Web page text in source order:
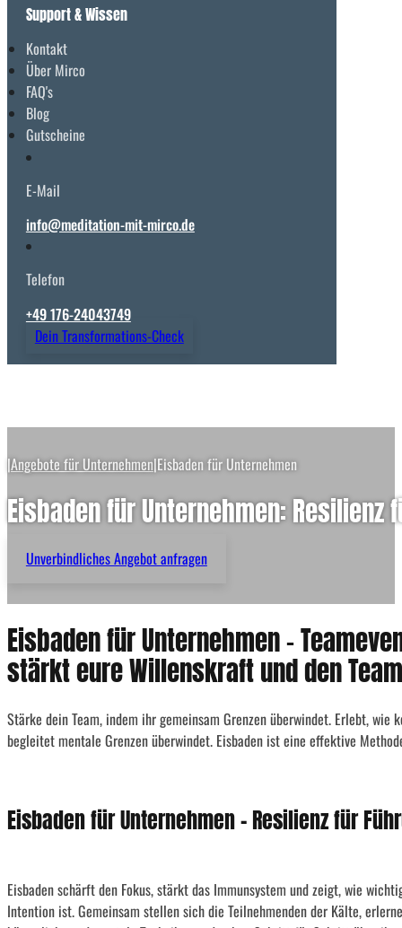
Support & Wissen
Kontakt
Über Mirco
FAQ's
Blog
Gutscheine
E-Mail
info@meditation-mit-mirco.de
Telefon
+49 176-24043749
Dein Transformations-Check
|Angebote für Unternehmen|Eisbaden für Unternehmen
Eisbaden für Unternehmen: Resilienz
Unverbindliches Angebot anfragen
Eisbaden für Unternehmen -
stärkt eure Willenskraft und den
Stärke dein Team, indem ihr gemeinsam Grenzen überwindet. Erlebt,
begleitet mentale Grenzen überwindet. Eisbaden ist eine effektive
Eisbaden für Unternehmen – Resilienz für
Eisbaden schärft den Fokus, stärkt das Immunsystem und zeigt, wie
Intention ist. Gemeinsam stellen sich die Teilnehmenden der Kälte,